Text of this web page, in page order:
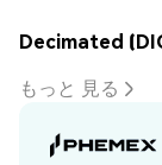
Decimated
もっと 見る